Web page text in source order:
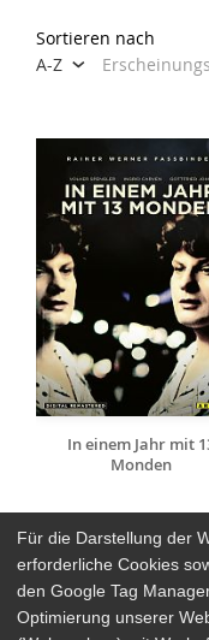
Sortieren nach
A-Z
In einem Jahr mit
Monden
Arthaus Stores
Für die Darstellung der
erforderliche Cookies
den Google Tag
Optimierung unserer